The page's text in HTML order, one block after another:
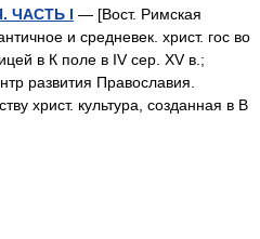
ЧАСТЬ I — [Вост. Римская
и средневек. христ. гос во
в К поле в IV сер. XV в.;
развития Православия.
христ. культура, созданная в В